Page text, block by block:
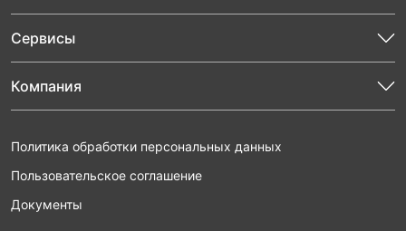
Сервисы
Компания
Политика обработки персональных данных
Пользовательское соглашение
Документы